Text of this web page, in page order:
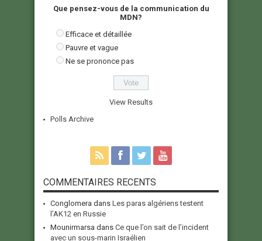
Que pensez-vous de la communication du
MDN?
Efficace et détaillée
Pauvre et vague
Ne se prononce pas
View Results
Polls Archive
COMMENTAIRES RECENTS
Conglomera dans Les paras algériens testent
l’AK12 en Russie
Mounirmarsa dans Ce que l’on sait de l’incident
avec un sous-marin Israélien